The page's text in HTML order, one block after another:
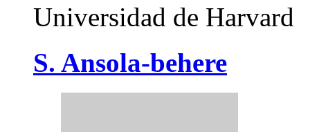
Universidad de Harvard
S. Ansola-behere